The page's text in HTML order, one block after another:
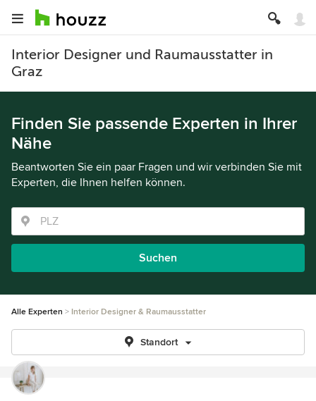
Interior Designer und Raumausstatter in
Graz
Finden Sie passende Experten in Ihrer
Nähe
Beantworten Sie ein paar Fragen und wir verbinden Sie mit
Experten, die Ihnen helfen können.
Suchen
Alle Experten Interior Designer & Raumausstatter
Standort